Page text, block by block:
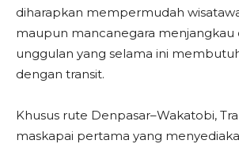
diharapkan mempermudah
maupun mancanegara menjangkau
unggulan yang selama ini
dengan transit.
Khusus rute Denpasar–Wakatobi,
maskapai pertama yang